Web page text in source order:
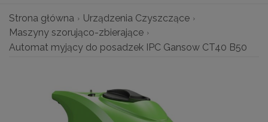
Strona główna
Urządzenia Czyszczące
Maszyny szorująco-zbierające
Automat myjący do posadzek IPC Gansow CT40 B50